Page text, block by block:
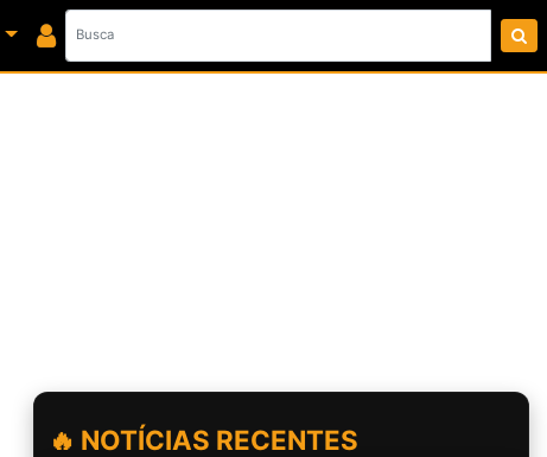
🔥 NOTÍCIAS RECENTES